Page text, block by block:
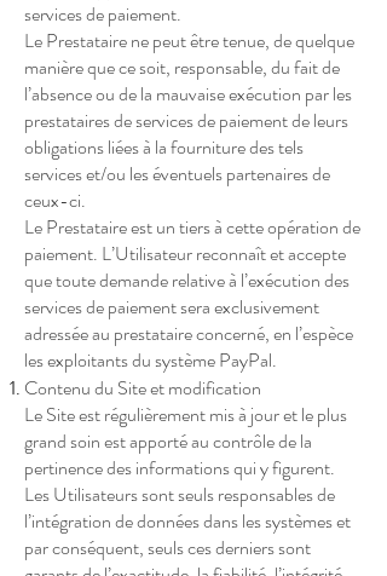
services de paiement.
Le Prestataire ne peut être tenue, de quelque
manière que ce soit, responsable, du fait de
l’absence ou de la mauvaise exécution par les
prestataires de services de paiement de leurs
obligations liées à la fourniture des tels
services et/ou les éventuels partenaires de
ceux-ci.
Le Prestataire est un tiers à cette opération de
paiement. L’Utilisateur reconnaît et accepte
que toute demande relative à l’exécution des
services de paiement sera exclusivement
adressée au prestataire concerné, en l’espèce
les exploitants du système PayPal.
Contenu du Site et modification
Le Site est régulièrement mis à jour et le plus
grand soin est apporté au contrôle de la
pertinence des informations qui y figurent.
Les Utilisateurs sont seuls responsables de
l’intégration de données dans les systèmes et
par conséquent, seuls ces derniers sont